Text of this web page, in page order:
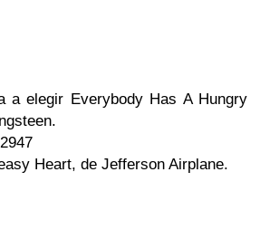
a elegir Everybody Has A Hungry
.
Heart, de Jefferson Airplane.